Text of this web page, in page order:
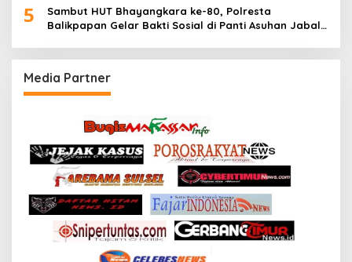
5
Sambut HUT Bhayangkara ke-80, Polresta
Balikpapan Gelar Bakti Sosial di Panti Asuhan Jabal
Media Partner